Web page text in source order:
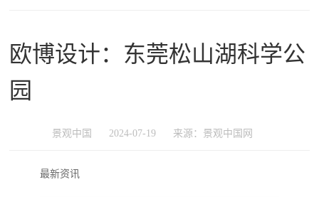
欧博设计：东莞松山湖科学公
园
景观中国 2024-07-19 来源：景观中国网
最新资讯